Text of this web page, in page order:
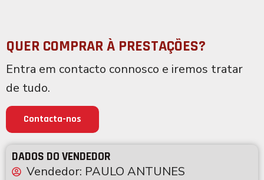
QUER COMPRAR À PRESTAÇÕES?
Entra em contacto connosco e iremos tratar
de tudo.
Contacta-nos
DADOS DO VENDEDOR
Vendedor: PAULO ANTUNES